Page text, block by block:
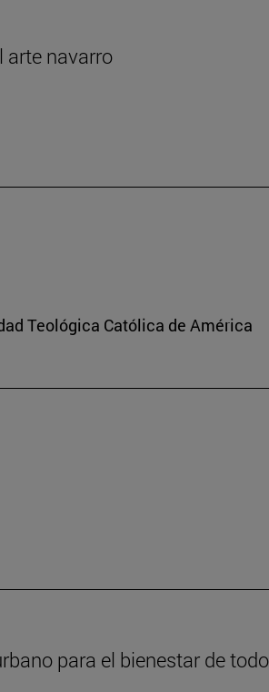
arte navarro
Teológica Católica de América
para el bienestar de